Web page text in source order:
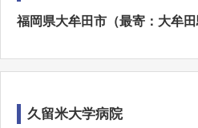
福岡県大牟田市（最寄：大牟
久留米大学病院